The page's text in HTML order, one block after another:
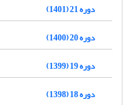
دوره 21 (1401)
دوره 20 (1400)
دوره 19 (1399)
دوره 18 (1398)